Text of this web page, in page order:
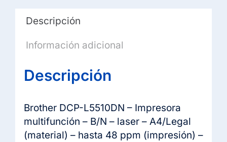
Descripción
Información adicional
Descripción
Brother DCP-L5510DN – Impresora
multifunción – B/N – laser – A4/Legal
(material) – hasta 48 ppm (impresión) –